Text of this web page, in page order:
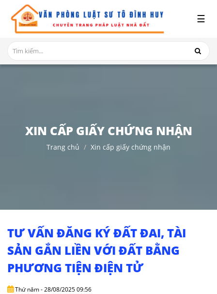
GIỚI
THIỆU
DỊCH
NHÀ
TỤC
ĐẤT
VĂN
BẢN
-
BIỂU
☰
XIN CẤP GIẤY CHỨNG NHẬN
Trang chủ Xin cấp giấy chứng nhận
TƯ VẤN ĐĂNG KÝ ĐẤT ĐAI, TÀI
SẢN GẮN LIỀN VỚI ĐẤT BẰNG
PHƯƠNG TIỆN ĐIỆN TỬ
Thứ năm - 28/08/2025 09:56